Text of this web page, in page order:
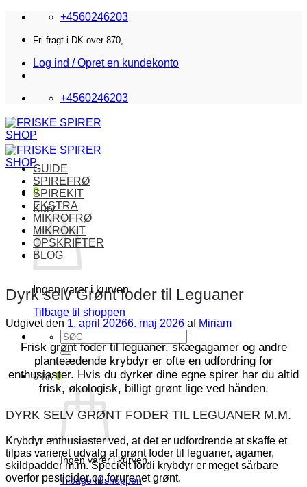
Fortsæt
indhold
+4560246203
Fri fragt i DK over 870,-
Log ind / Opret en kundekonto
+4560246203
0
Kurv
Ingen varer i kurven.
Tilbage til shoppen
Søg
efter:
0kr. 0
Ingen varer i kurven.
Tilbage til shoppen
GUIDE
SPIREFRØ
SPIREKIT
EKSTRA
MIKROFRØ
MIKROKIT
OPSKRIFTER
BLOG
Dyrk selv Grønt foder til Leguaner
Udgivet den 1. april 20266. maj 2026 af Miriam
Frisk grønt foder til leguaner, skægagamer og andre
planteædende krybdyr er ofte en udfordring for
enthusiaster. Hvis du dyrker dine egne spirer har du altid
frisk, økologisk, billigt grønt lige ved hånden.
DYRK SELV GRØNT FODER TIL LEGUANER M.M.
Krybdyr enthusiaster ved, at det er udfordrende at skaffe et
tilpas varieret udvalg af grønt foder til leguaner, agamer,
skildpadder m.m. Specielt fordi krybdyr er meget sårbare
overfor pesticider og forurenet grønt.